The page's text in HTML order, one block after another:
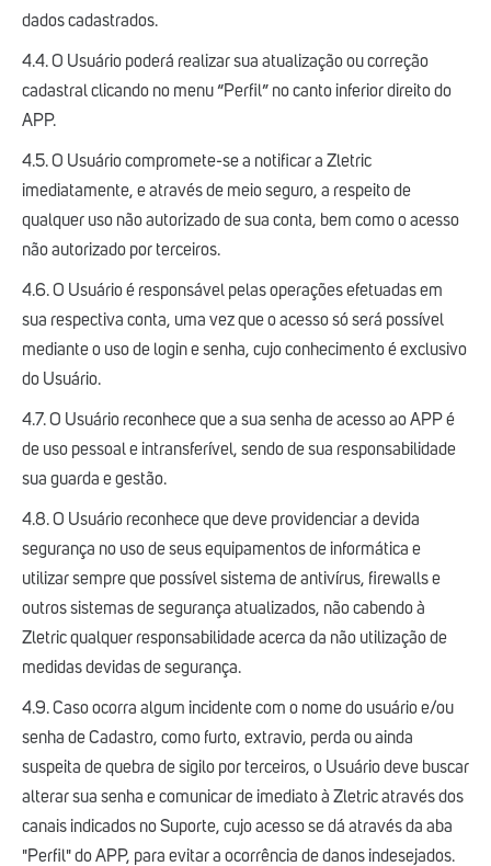
dados cadastrados.
4.4. O Usuário poderá realizar sua atualização ou correção
cadastral clicando no menu “Perfil” no canto inferior direito do
APP.
4.5. O Usuário compromete-se a notificar a Zletric
imediatamente, e através de meio seguro, a respeito de
qualquer uso não autorizado de sua conta, bem como o acesso
não autorizado por terceiros.
4.6. O Usuário é responsável pelas operações efetuadas em
sua respectiva conta, uma vez que o acesso só será possível
mediante o uso de login e senha, cujo conhecimento é exclusivo
do Usuário.
4.7. O Usuário reconhece que a sua senha de acesso ao APP é
de uso pessoal e intransferível, sendo de sua responsabilidade
sua guarda e gestão.
4.8. O Usuário reconhece que deve providenciar a devida
segurança no uso de seus equipamentos de informática e
utilizar sempre que possível sistema de antivírus, firewalls e
outros sistemas de segurança atualizados, não cabendo à
Zletric qualquer responsabilidade acerca da não utilização de
medidas devidas de segurança.
4.9. Caso ocorra algum incidente com o nome do usuário e/ou
senha de Cadastro, como furto, extravio, perda ou ainda
suspeita de quebra de sigilo por terceiros, o Usuário deve buscar
alterar sua senha e comunicar de imediato à Zletric através dos
canais indicados no Suporte, cujo acesso se dá através da aba
"Perfil" do APP, para evitar a ocorrência de danos indesejados.